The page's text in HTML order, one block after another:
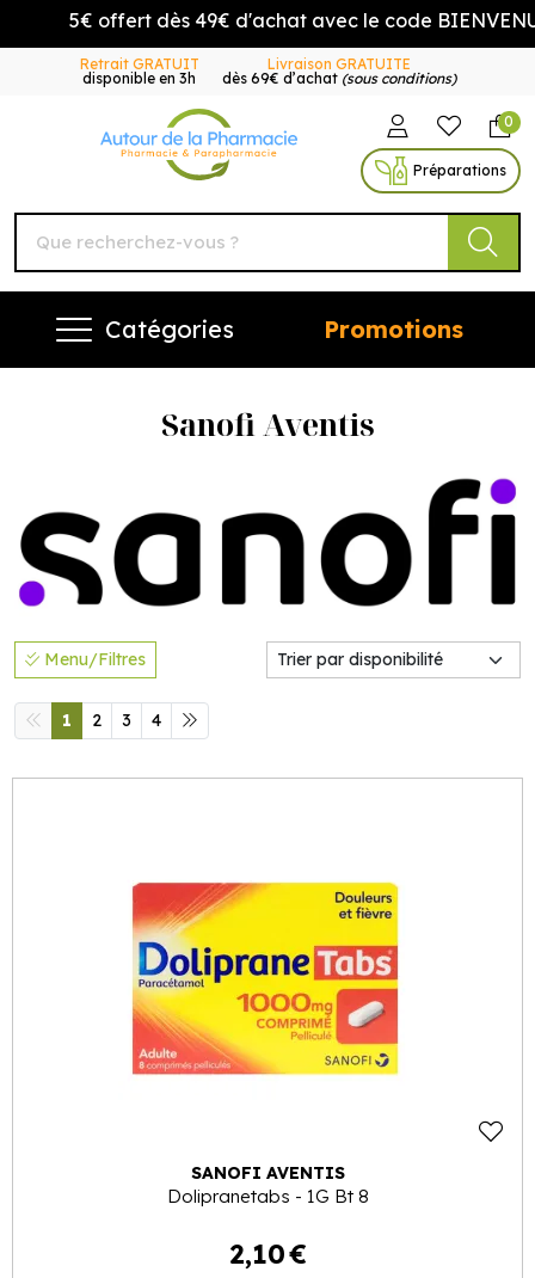
5€ offert dès 49€ d'achat avec le code BIENVENUE5
Retrait GRATUIT
disponible en 3h
Livraison GRATUITE
dès 69€ d’achat (sous conditions)
Autour de la Pharmacie
0
Préparations
Catégories Promotions
Sanofi Aventis
Menu/Filtres
1 2 3 4
SANOFI AVENTIS
Dolipranetabs - 1G Bt 8
2,10€